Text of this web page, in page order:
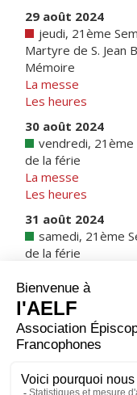
29 août 2024
jeudi, 21ème
Martyre de S. Jean
Mémoire
La messe
Les heures
30 août 2024
vendredi, 21ème
de la férie
La messe
Les heures
31 août 2024
samedi, 21ème
de la férie
Les heures
1 juil. 2024